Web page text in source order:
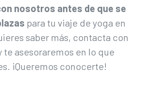
nosotros antes de que se
para tu viaje de yoga en
saber más, contacta con
te asesoraremos en lo que
¡Queremos conocerte!